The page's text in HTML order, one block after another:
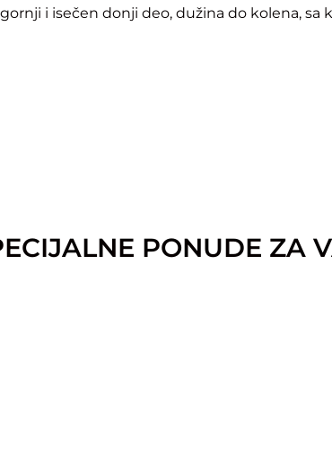
i isečen donji deo, dužina do kolena,
PONUDE ZA